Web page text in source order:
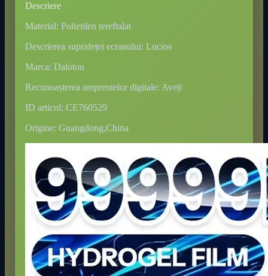
Descriere
Material: Polietilen tereftalat
Descrierea suprafeței ecranului: Lucios
Marca: Dalotou
Recunoașterea amprentelor digitale: Aveți
ID articol: CE760529
Origine: Guangdong,China